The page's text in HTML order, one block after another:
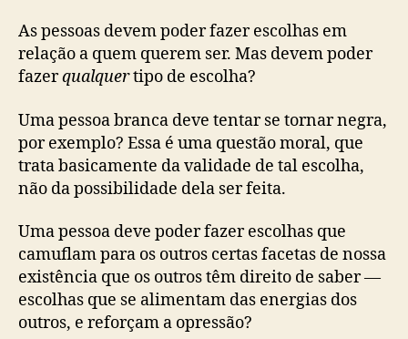
As pessoas devem poder fazer escolhas em
relação a quem querem ser. Mas devem poder
fazerqualquertipo de escolha?
Uma pessoa branca deve tentar se tornar negra,
por exemplo? Essa é uma questão moral, que
trata basicamente da validade de tal escolha,
não da possibilidade dela ser feita.
Uma pessoa deve poder fazer escolhas que
camuflam para os outros certas facetas de nossa
existência que os outros têm direito de saber —
escolhas que se alimentam das energias dos
outros, e reforçam a opressão?